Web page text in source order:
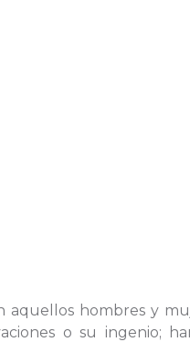
aquellos hombres y
o su ingenio;